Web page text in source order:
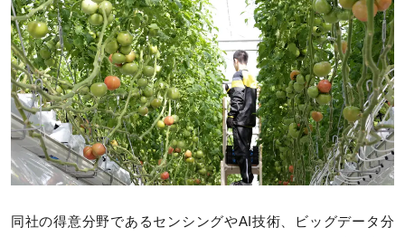
同社の得意分野であるセンシングやAI技術、ビッグデータ分